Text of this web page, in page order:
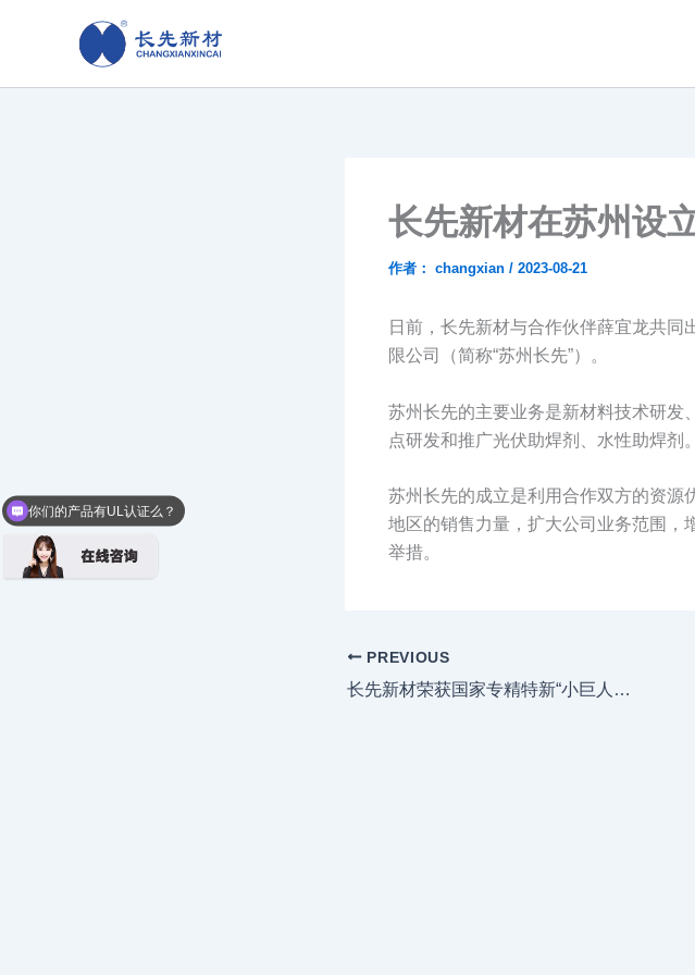
长先新材在苏州设
作者： changxian / 2023-08-21
日前，长先新材与合作伙伴薛宜龙共
限公司（简称“苏州长先”）。
苏州长先的主要业务是新材料技术研发
点研发和推广光伏助焊剂、水性助焊剂。
苏州长先的成立是利用合作双方的资源
地区的销售力量，扩大公司业务范围，
举措。
PREVIOUS
长先新材荣获国家专精特新“小巨人”殊荣
你们的产品有UL认证么？